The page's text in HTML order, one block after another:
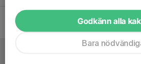
Sammandrag – Lördag 21
Information inför vårterminen
Godkänn alla
Bara